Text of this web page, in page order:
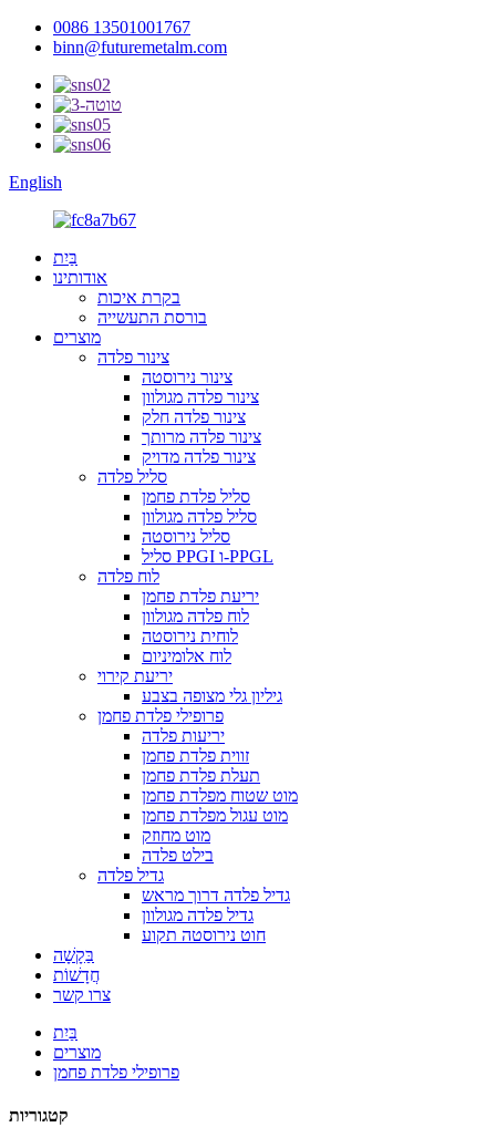
0086 13501001767
binn@futuremetalm.com
English
בַּיִת
אודותינו
בקרת איכות
בורסת התעשייה
מוצרים
צינור פלדה
צינור נירוסטה
צינור פלדה מגולוון
צינור פלדה חלק
צינור פלדה מרותך
צינור פלדה מדויק
סליל פלדה
סליל פלדת פחמן
סליל פלדה מגולוון
סליל נירוסטה
סליל PPGI ו-PPGL
לוח פלדה
יריעת פלדת פחמן
לוח פלדה מגולוון
לוחית נירוסטה
לוח אלומיניום
יריעת קירוי
גיליון גלי מצופה בצבע
פרופילי פלדת פחמן
יריעות פלדה
זווית פלדת פחמן
תעלת פלדת פחמן
מוט שטוח מפלדת פחמן
מוט עגול מפלדת פחמן
מוט מחוזק
בילט פלדה
גדיל פלדה
גדיל פלדה דרוך מראש
גדיל פלדה מגולוון
חוט נירוסטה תקוע
בַּקָשָׁה
חֲדָשׁוֹת
צרו קשר
בַּיִת
מוצרים
פרופילי פלדת פחמן
קטגוריות